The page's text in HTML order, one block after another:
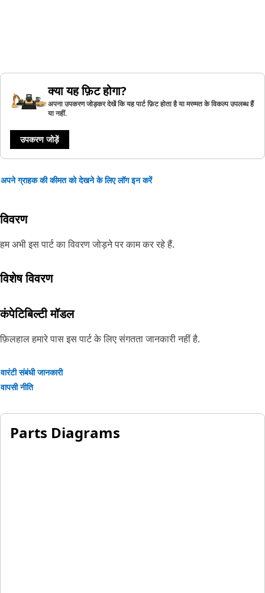
क्या यह फ़िट होगा?
अपना उपकरण जोड़कर देखें कि यह पार्ट फ़िट होता है या मरम्मत के विकल्प उपलब्ध हैं
या नहीं.
उपकरण जोड़ें
अपने ग्राहक की कीमत को देखने के लिए लॉग इन करें
विवरण
हम अभी इस पार्ट का विवरण जोड़ने पर काम कर रहे हैं.
विशेष विवरण
कंपेटिबिल्टी मॉडल
फ़िलहाल हमारे पास इस पार्ट के लिए संगतता जानकारी नहीं है.
वारंटी संबंधी जानकारी
वापसी नीति
Parts Diagrams